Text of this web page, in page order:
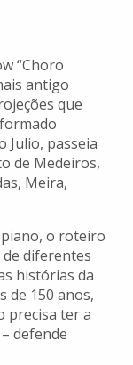
“Choro
antigo
que
Julio, passeia
de Medeiros,
Meira,
o roteiro
diferentes
histórias da
de 150 anos,
precisa ter a
defende